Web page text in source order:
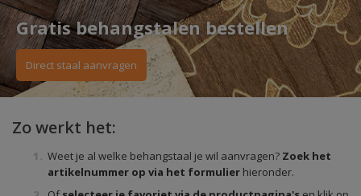
Gratis behangstalen bestellen
Direct staal aanvragen
Zo werkt het:
Weet je al welke behangstaal je wil aanvragen? Zoek het
artikelnummer op via het formulier hieronder.